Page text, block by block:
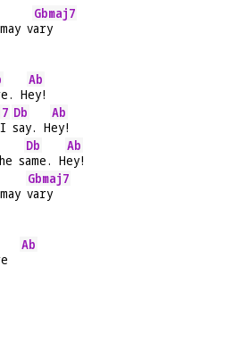
v
Gbmaj7
ary
H
Ab
ey!
Db
say. H
Ab
ey!
s
Db
ame. H
Ab
ey!
Gbmaj7
vary
Ab